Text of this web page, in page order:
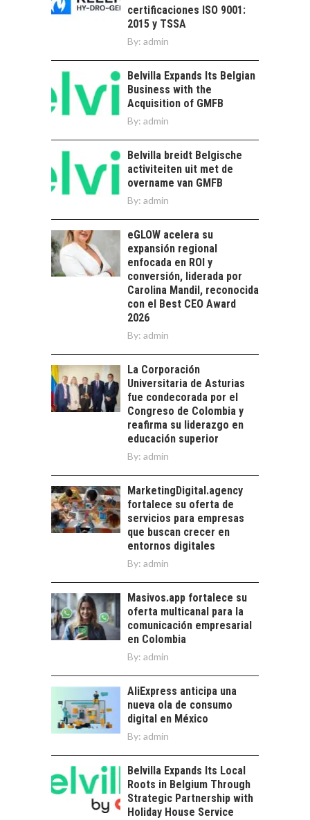
pilar estratégico ante
el reto ineludible de…
CAPITAL DE RIESGO
OPORTUNIDADES
PARA STARTUPS Y
NUEVOS NEGOCIOS
Capital de riesgo en
innovación para
startups…
LA
TRANSFORMACIÓN
DE LOS RECURSOS
HUMANOS EN LAS
EMPRESAS
CHILENAS
La transformación
estratégica de los
recursos humanos en
las empresas…
FINANCIAMIENTO
PARA PYMES EN
CHILE:
ALTERNATIVAS MÁS
ALLÁ DEL CRÉDITO
BANCARIO
pymes en Chile:
alternativas que
trascienden el
crédito…
EL CRECIMIENTO DE
LOS SERVICIOS
DIGITALES
EXPORTADOS DESDE
CHILE
El auge de las
exportaciones de
servicios digitales en
Chile:…
TURISMO EN EL
DESIERTO DE
ATACAMA:
OPORTUNIDADES
PARA EL
DESARROLLO LOCAL
Atacama: Motor
Estratégico para el
Desarrollo Turístico…
certificaciones ISO 9001:
2015 y TSSA
By: admin
Belvilla Expands Its Belgian
Business with the
Acquisition of GMFB
By: admin
Belvilla breidt Belgische
activiteiten uit met de
overname van GMFB
By: admin
eGLOW acelera su
expansión regional
enfocada en ROI y
conversión, liderada por
Carolina Mandil, reconocida
con el Best CEO Award
2026
By: admin
La Corporación
Universitaria de Asturias
fue condecorada por el
Congreso de Colombia y
reafirma su liderazgo en
educación superior
By: admin
MarketingDigital.agency
fortalece su oferta de
servicios para empresas
que buscan crecer en
entornos digitales
By: admin
Masivos.app fortalece su
oferta multicanal para la
comunicación empresarial
en Colombia
By: admin
AliExpress anticipa una
nueva ola de consumo
digital en México
By: admin
Belvilla Expands Its Local
Roots in Belgium Through
Strategic Partnership with
Holiday House Service